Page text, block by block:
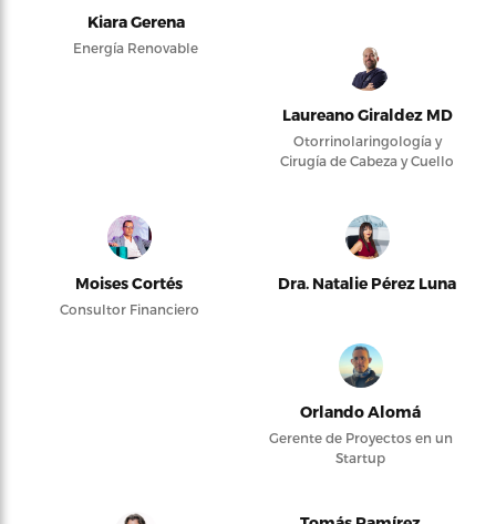
Kiara Gerena
Energía Renovable
Laureano Giraldez MD
Otorrinolaringología y
Cirugía de Cabeza y Cuello
Moises Cortés
Consultor Financiero
Dra. Natalie Pérez Luna
Orlando Alomá
Gerente de Proyectos en un
Startup